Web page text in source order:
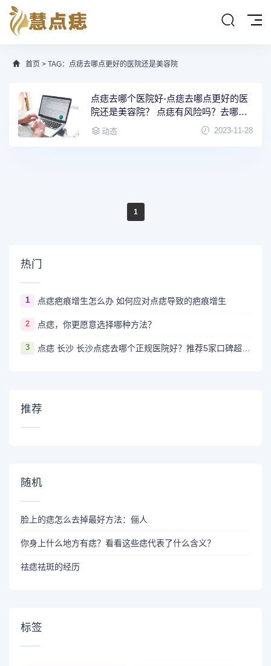
首页 > TAG：点痣去哪点更好的医院还是美容院
点痣去哪个医院好-点痣去哪点更好的医
院还是美容院？ 点痣有风险吗？去哪里
比较好
动态 2023-11-28
1
热门
1 点痣疤痕增生怎么办 如何应对点痣导致的疤痕增生
2 点痣，你更愿意选择哪种方法？
3 点痣 长沙 长沙点痣去哪个正规医院好？推荐5家口碑超棒且价格实惠的好医院
推荐
随机
脸上的痣怎么去掉最好方法：俪人
你身上什么地方有痣？看看这些痣代表了什么含义？
祛痣祛斑的经历
标签